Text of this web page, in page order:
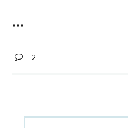
2